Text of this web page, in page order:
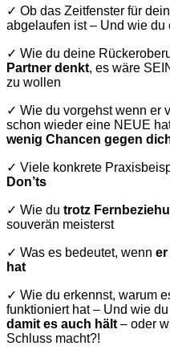
✓ Ob das Zeitfenster für
abgelaufen ist – Und wie du
✓ Wie du deine
Partner denkt, es wäre
zu wollen
✓ Wie du vorgehst wenn er
schon wieder eine NEUE
wenig Chancen gegen
✓ Viele konkrete
Don’ts
✓ Wie du trotz
souverän meisterst
✓ Was es bedeutet, wenn er
hat
✓ Wie du erkennst, warum
funktioniert hat – Und wie
damit es auch hält – oder
Schluss macht?!